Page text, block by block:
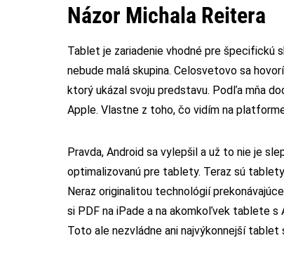
Názor Michala Reitera
Tablet je zariadenie vhodné pre špecifickú
nebude malá skupina. Celosvetovo sa
ktorý ukázal svoju predstavu. Podľa mňa
Apple. Vlastne z toho, čo vidím na
Pravda, Android sa vylepšil a už to nie je
optimalizovanú pre tablety. Teraz sú
Neraz originalitou technológií
si PDF na iPade a na akomkoľvek tablete s
Toto ale nezvládne ani najvýkonnejší tablet